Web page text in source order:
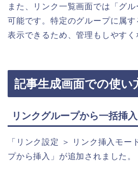
また、リンク一覧画面では「グ
可能です。特定のグループに属
表示できるため、管理もしやすく
記事生成画面での使い
リンクグループから一括挿入
「リンク設定 ＞ リンク挿入モー
プから挿入」が追加されました。